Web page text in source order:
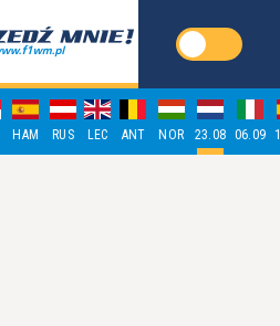
HAM RUS LEC ANT NOR 23.08 06.09